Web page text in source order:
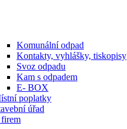
Komunální odpad
Kontakty, vyhlášky, tiskopisy
Svoz odpadu
Kam s odpadem
E- BOX
poplatky
úřad